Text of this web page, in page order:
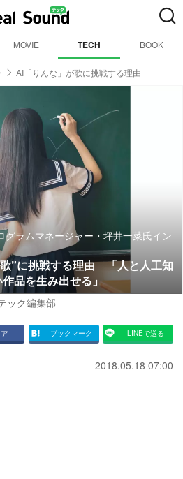
MOVIE TECH BOOK
AI「りんな」が歌に挑戦する理由
グラムマネージャー・坪井一菜氏イン
”に挑戦する理由 「人と人工知
品を生み出せる」
ック編集部
ブックマーク LINEで送る
2018.05.18 07:00